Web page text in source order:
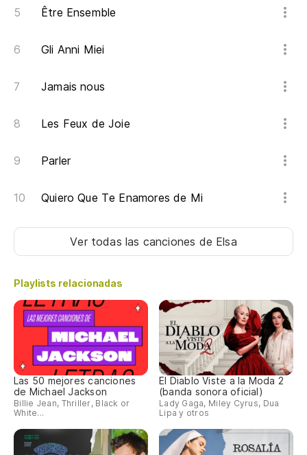
Être Ensemble
Gli Anni Miei
Jamais nous
Les Feux de Joie
Parler
Quiero Que Te Enamores de Mi
Ver todas las canciones de Elsa
Playlists relacionadas
Las 50 mejores canciones
de Michael Jackson
Billie Jean, Thriller, Black or
White...
El Diablo Viste a la Moda 2
(banda sonora oficial)
Lady Gaga, Miley Cyrus, Dua
Lipa y otros